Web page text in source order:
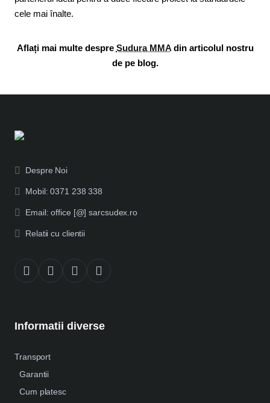
cele mai înalte.
Aflați mai multe despre Sudura MMAdin articolul nostru
de pe blog.
Despre Noi
Mobil: 0371 238 338
Email: office [@] sarcsudex.ro
Relatii cu clientii
Informatii diverse
Transport
Garantii
Cum platesc